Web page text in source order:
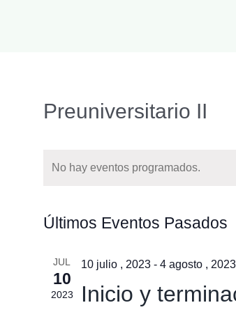
Preuniversitario II
No hay eventos programados.
Últimos Eventos Pasados
JUL
10
2023
10 julio , 2023- 4 agosto , 2023
Inicio y